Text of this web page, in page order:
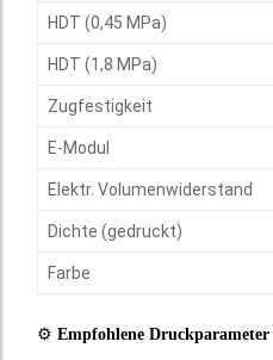
HDT (0,45 MPa)
HDT (1,8 MPa)
Zugfestigkeit
E-Modul
Elektr. Volumenwiderstand
Dichte (gedruckt)
Farbe
⚙️ Empfohlene Druckparameter